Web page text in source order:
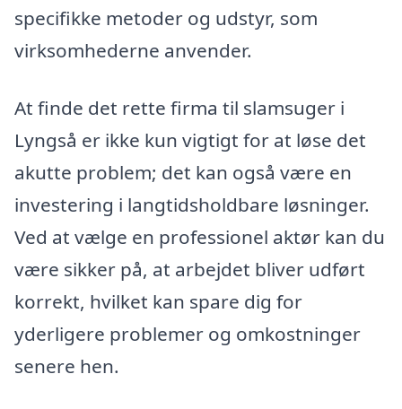
specifikke metoder og udstyr, som
virksomhederne anvender.
At finde det rette firma til slamsuger i
Lyngså er ikke kun vigtigt for at løse det
akutte problem; det kan også være en
investering i langtidsholdbare løsninger.
Ved at vælge en professionel aktør kan du
være sikker på, at arbejdet bliver udført
korrekt, hvilket kan spare dig for
yderligere problemer og omkostninger
senere hen.